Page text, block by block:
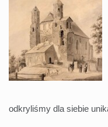
odkryliśmy dla siebie